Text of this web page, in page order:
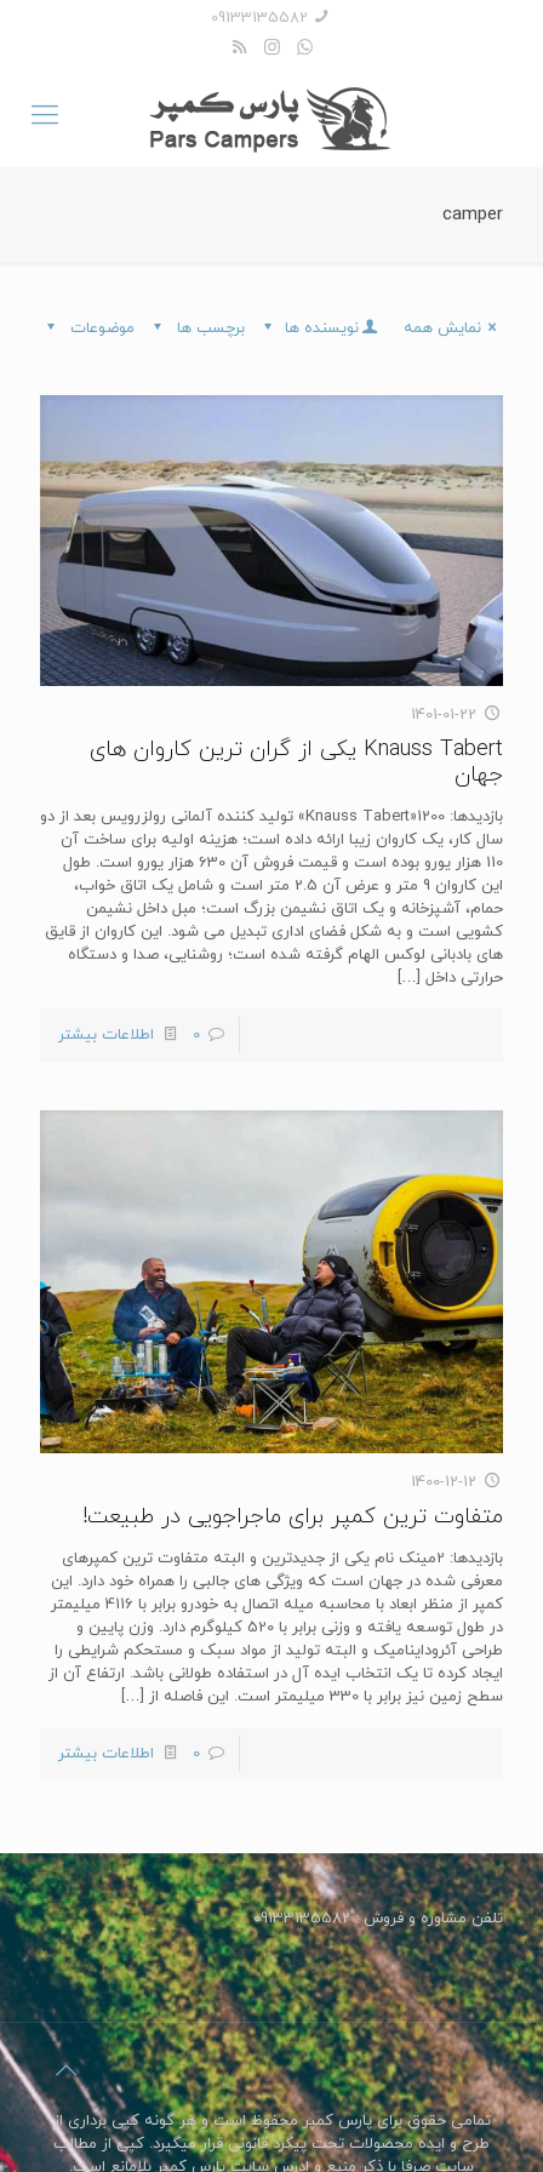
09133135582
camper
موضوعات برچسب ها نویسنده ها نمایش همه
1401-01-22
Knauss Tabert یکی از گران‌ ترین کاروان های
جهان
بازدیدها: 1200«Knauss Tabert» تولید کننده آلمانی رولزرویس بعد از دو
سال کار، یک کاروان زیبا ارائه داده است؛ هزینه اولیه برای ساخت آن
110 هزار یورو بوده است و قیمت فروش آن 630 هزار یورو است. طول
این کاروان 9 متر و عرض آن 2.5 متر است و شامل یک اتاق خواب،
حمام، آشپزخانه و یک اتاق نشیمن بزرگ است؛ مبل داخل نشیمن
کشویی است و به شکل فضای اداری تبدیل می شود. این کاروان از قایق
های بادبانی لوکس الهام گرفته شده است؛ روشنایی، صدا و دستگاه
حرارتی داخل […]
0 اطلاعات بیشتر
1400-12-12
متفاوت ترین کمپر برای ماجراجویی در طبیعت!
بازدیدها: 2مینک نام یکی از جدیدترین و البته متفاوت ترین کمپرهای
معرفی شده در جهان است که ویژگی های جالبی را همراه خود دارد. این
کمپر از منظر ابعاد با محاسبه میله اتصال به خودرو برابر با 4116 میلیمتر
در طول توسعه یافته و وزنی برابر با 520 کیلوگرم دارد. وزن پایین و
طراحی آئروداینامیک و البته تولید از مواد سبک و مستحکم شرایطی را
ایجاد کرده تا یک انتخاب ایده آل در استفاده طولانی باشد. ارتفاع آن از
سطح زمین نیز برابر با 330 میلیمتر است. این فاصله از
[…]
0 اطلاعات بیشتر
تلفن مشاوره و فروش : 09133135582
تمامی حقوق برای پارس کمپر محفوظ است و هر گونه کپی برداری از
طرح و ایده محصولات تحت پیگرد قانونی قرار میگیرد. کپی از مطالب
سایت صرفا با ذکر منبع و ادرس سایت پارس کمپر بلامانع است.